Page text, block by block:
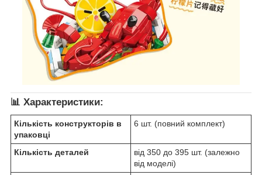
📊 Характеристики:
Кількість конструкторів в
упаковці
6 шт. (повний комплект)
Кількість деталей
від 350 до 395 шт. (залежно
від моделі)